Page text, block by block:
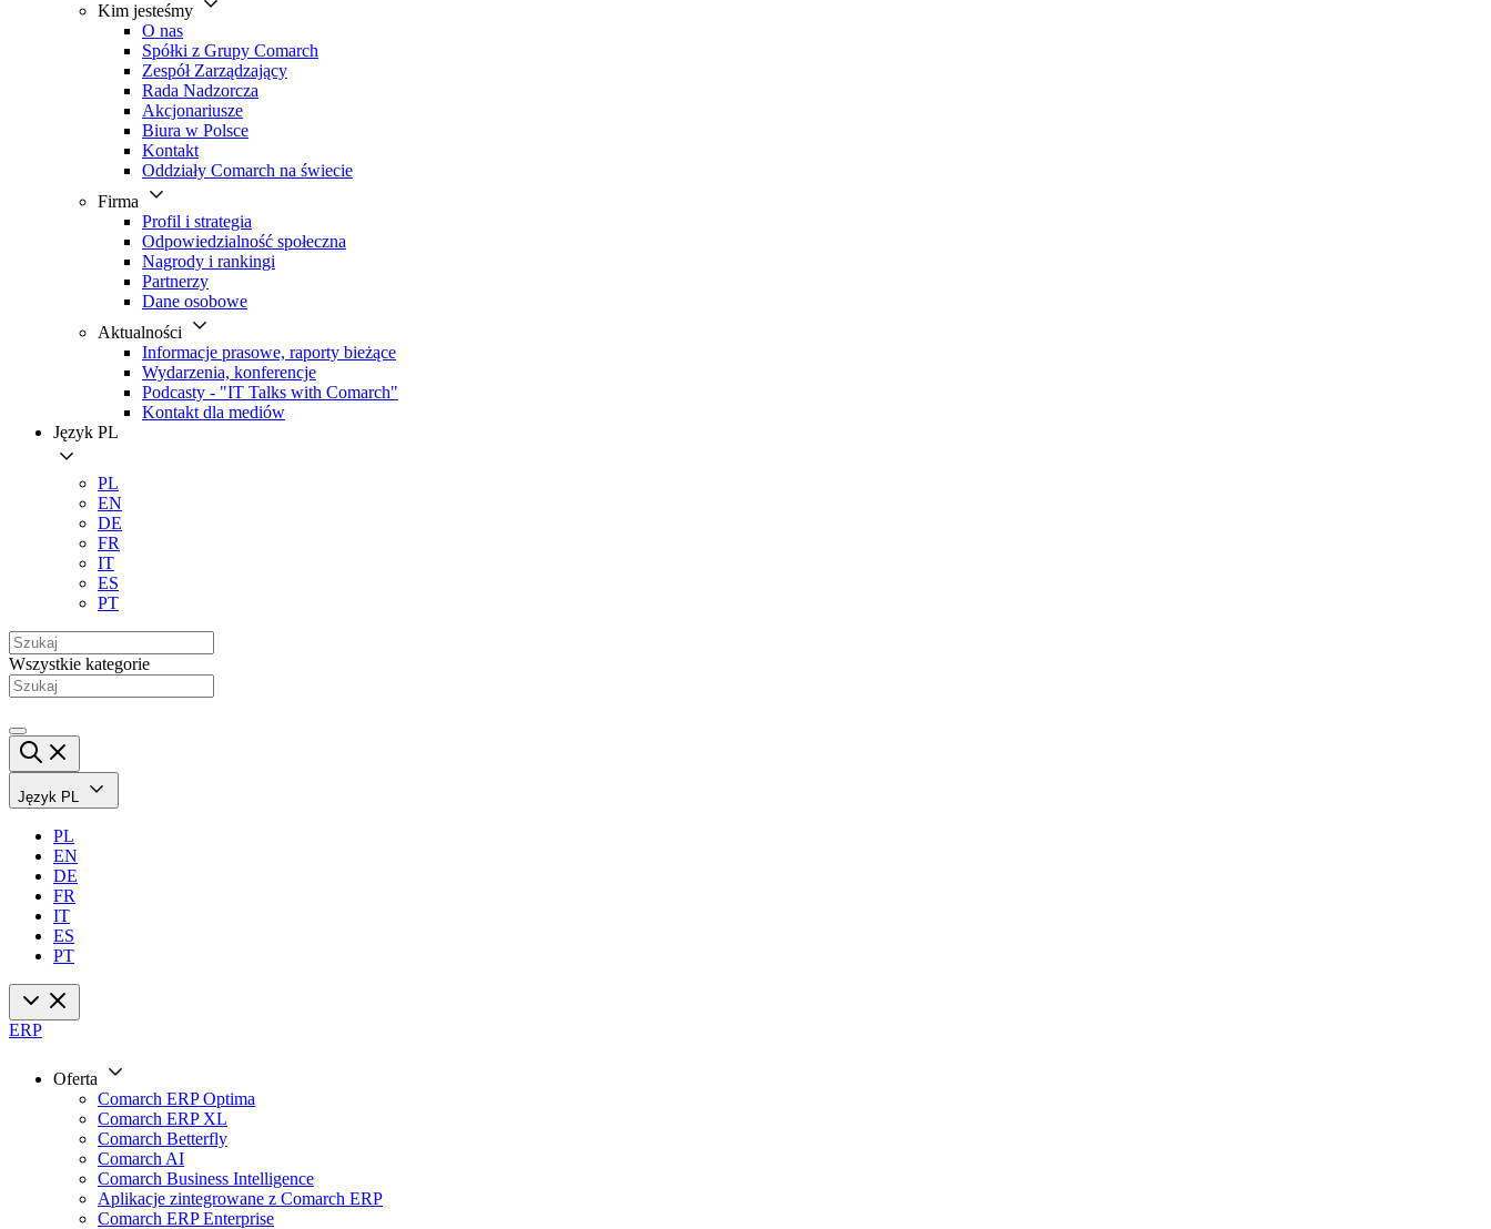
Kim jesteśmy
O nas
Spółki z Grupy Comarch
Zespół Zarządzający
Rada Nadzorcza
Akcjonariusze
Biura w Polsce
Kontakt
Oddziały Comarch na świecie
Firma
Profil i strategia
Odpowiedzialność społeczna
Nagrody i rankingi
Partnerzy
Dane osobowe
Aktualności
Informacje prasowe, raporty bieżące
Wydarzenia, konferencje
Podcasty - "IT Talks with Comarch"
Kontakt dla mediów
Język PL
PL
EN
DE
FR
IT
ES
PT
Wszystkie kategorie
Język PL
PL
EN
DE
FR
IT
ES
PT
ERP
Oferta
Comarch ERP Optima
Comarch ERP XL
Comarch Betterfly
Comarch AI
Comarch Business Intelligence
Aplikacje zintegrowane z Comarch ERP
Comarch ERP Enterprise